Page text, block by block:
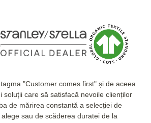
"Customer comes first" și de aceea
soluții care să satisfacă nevoile clienților
de mărirea constantă a selecției de
sau de scăderea duratei de la